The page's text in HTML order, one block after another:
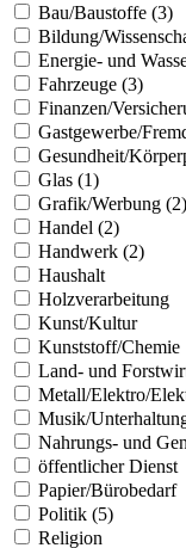
Bau/Baustoffe (3)
Bildung/
Energie- und
Fahrzeuge (3)
Finanzen/
Gastgewerbe/
Gesundheit/
Glas (1)
Grafik/Werbung (2)
Handel (2)
Handwerk (2)
Haushalt
Holzverarbeitung
Kunst/Kultur
Kunststoff/Chemie
Land- und
Metall/Elektro/
Musik/
Nahrungs- und
öffentlicher Dienst
Papier/Bürobedarf
Politik (5)
Religion